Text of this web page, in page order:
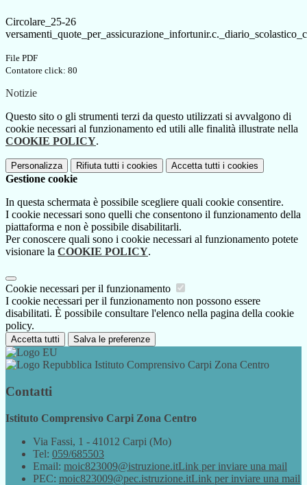
Circolare_25-26
File PDF
Contatore click: 80
Notizie
Questo sito o gli strumenti terzi da questo utilizzati si avvalgono di
cookie necessari al funzionamento ed utili alle finalità illustrate nella
COOKIE POLICY.
Personalizza Rifiuta tutti i cookies Accetta tutti i cookies
Gestione cookie
In questa schermata è possibile scegliere quali cookie consentire.
I cookie necessari sono quelli che consentono il funzionamento della
piattaforma e non è possibile disabilitarli.
Per conoscere quali sono i cookie necessari al funzionamento potete
visionare la COOKIE POLICY.
Cookie necessari per il funzionamento
I cookie necessari per il funzionamento non possono essere
disabilitati. È possibile consultare l'elenco nella pagina della cookie
policy.
Accetta tutti Salva le preferenze
Istituto Comprensivo Carpi Zona Centro
Contatti
Istituto Comprensivo Carpi Zona Centro
Via Fassi, 1 - 41012 Carpi (Mo)
Tel: 059/685503
Email: moic823009@istruzione.itLink per inviare una mail
PEC: moic823009@pec.istruzione.itLink per inviare una mail